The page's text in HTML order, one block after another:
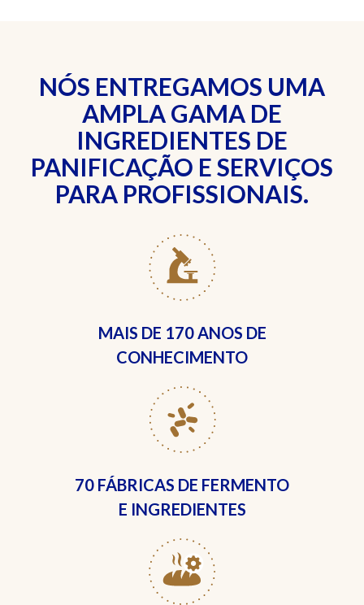
NÓS ENTREGAMOS UMA
AMPLA GAMA DE
INGREDIENTES DE
PANIFICAÇÃO E SERVIÇOS
PARA PROFISSIONAIS.
MAIS DE 170 ANOS DE
CONHECIMENTO
70 FÁBRICAS DE FERMENTO
E INGREDIENTES